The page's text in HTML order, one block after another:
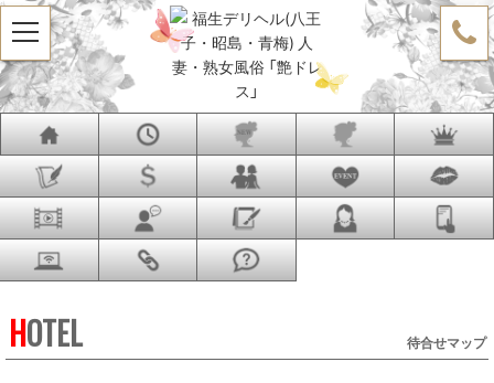
HOTEL 待合せマップ
t
o
g
g
l
e
v
a
o